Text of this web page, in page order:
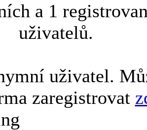
a 1
uživatelů.
uživatel.
zaregistrovat